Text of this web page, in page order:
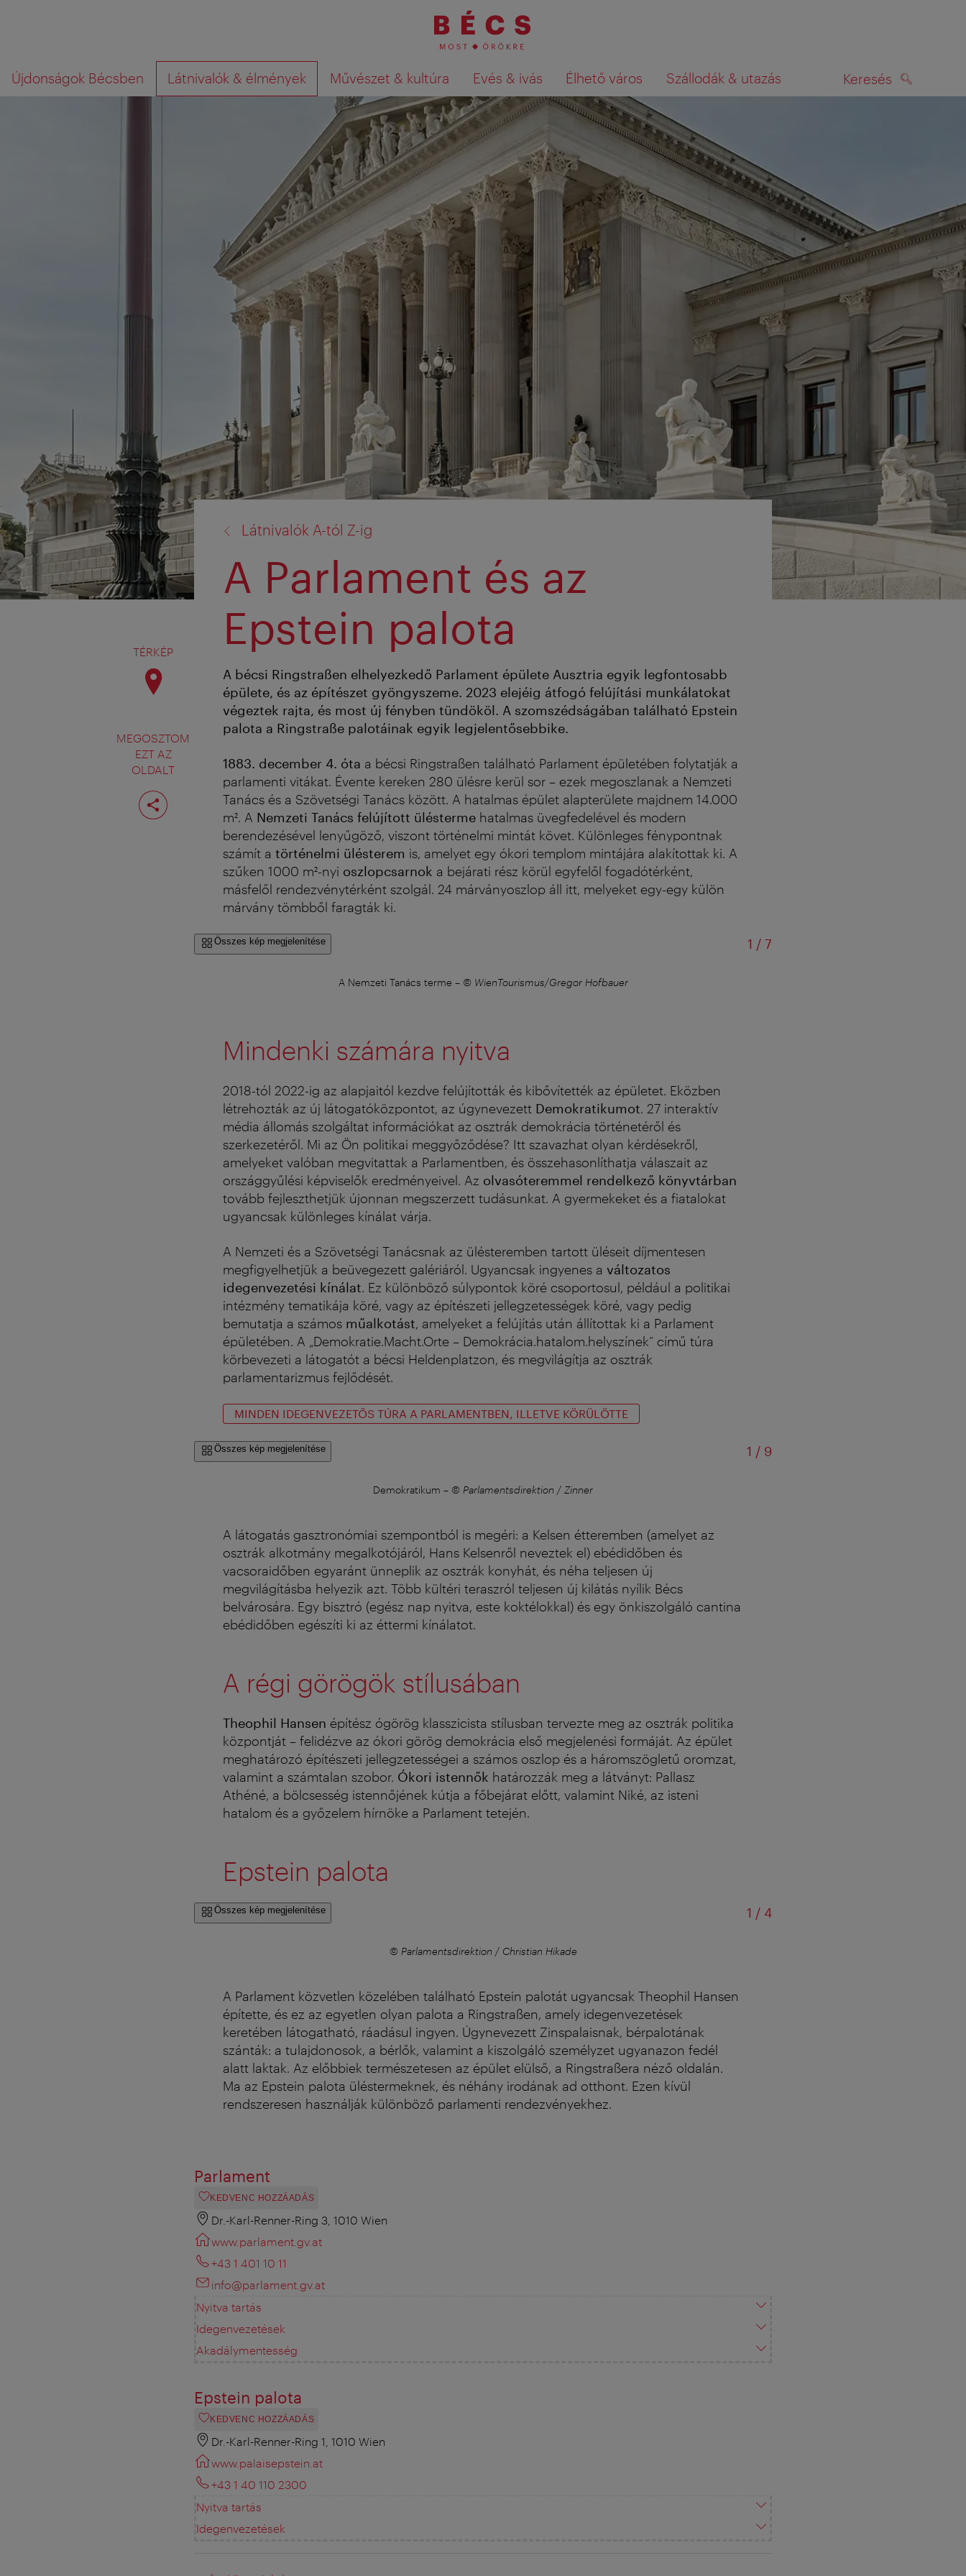
navigációhoz
tartalomhoz
Újdonságok Bécsben Látnivalók & élmények Művészet & kultúra Evés & ivás Élhető város Szállodák & utazás Keresés
Mit
az,
amit
Keresési találatok megjelenítése a térképen
TÉRKÉP
MEGOSZTOM
EZT AZ
OLDALT
Oldal
megosztása
Látnivalók A-tól Z-ig
A Parlament és az
Epstein palota
A bécsi Ringstraßen elhelyezkedő Parlament épülete Ausztria egyik legfontosabb
épülete, és az építészet gyöngyszeme. 2023 elejéig átfogó felújítási munkálatokat
végeztek rajta, és most új fényben tündököl. A szomszédságában található Epstein
palota a Ringstraße palotáinak egyik legjelentősebbike.
1883. december 4. óta a bécsi Ringstraßen található Parlament épületében folytatják a
parlamenti vitákat. Évente kereken 280 ülésre kerül sor – ezek megoszlanak a Nemzeti
Tanács és a Szövetségi Tanács között. A hatalmas épület alapterülete majdnem 14.000
m². A Nemzeti Tanács felújított ülésterme hatalmas üvegfedelével és modern
berendezésével lenyűgöző, viszont történelmi mintát követ. Különleges fénypontnak
számít a történelmi ülésterem is, amelyet egy ókori templom mintájára alakítottak ki. A
szűken 1000 m²-nyi oszlopcsarnok a bejárati rész körül egyfelől fogadótérként,
másfelől rendezvénytérként szolgál. 24 márványoszlop áll itt, melyeket egy-egy külön
márvány tömbből faragták ki.
Összes kép megjelenítése 1 //7
A Nemzeti Tanács terme – © WienTourismus/Gregor Hofbauer
Mindenki számára nyitva
2018-tól 2022-ig az alapjaitól kezdve felújították és kibővítették az épületet. Eközben
létrehozták az új látogatóközpontot, az úgynevezett Demokratikumot. 27 interaktív
média állomás szolgáltat információkat az osztrák demokrácia történetéről és
szerkezetéről. Mi az Ön politikai meggyőződése? Itt szavazhat olyan kérdésekről,
amelyeket valóban megvitattak a Parlamentben, és összehasonlíthatja válaszait az
országgyűlési képviselők eredményeivel. Az olvasóteremmel rendelkező könyvtárban
tovább fejleszthetjük újonnan megszerzett tudásunkat. A gyermekeket és a fiatalokat
ugyancsak különleges kínálat várja.
A Nemzeti és a Szövetségi Tanácsnak az ülésteremben tartott üléseit díjmentesen
megfigyelhetjük a beüvegezett galériáról. Ugyancsak ingyenes a változatos
idegenvezetési kínálat. Ez különböző súlypontok köré csoportosul, például a politikai
intézmény tematikája köré, vagy az építészeti jellegzetességek köré, vagy pedig
bemutatja a számos műalkotást, amelyeket a felújítás után állítottak ki a Parlament
épületében. A „Demokratie.Macht.Orte – Demokrácia.hatalom.helyszínek” című túra
körbevezeti a látogatót a bécsi Heldenplatzon, és megvilágítja az osztrák
parlamentarizmus fejlődését.
MINDEN IDEGENVEZETŐS TÚRA A PARLAMENTBEN, ILLETVE KÖRÜLÖTTE
Összes kép megjelenítése 1 // 9
Demokratikum – © Parlamentsdirektion / Zinner
A látogatás gasztronómiai szempontból is megéri: a Kelsen étteremben (amelyet az
osztrák alkotmány megalkotójáról, Hans Kelsenről neveztek el) ebédidőben és
vacsoraidőben egyaránt ünneplik az osztrák konyhát, és néha teljesen új
megvilágításba helyezik azt. Több kültéri teraszról teljesen új kilátás nyílik Bécs
belvárosára. Egy bisztró (egész nap nyitva, este koktélokkal) és egy önkiszolgáló cantina
ebédidőben egészíti ki az éttermi kínálatot.
A régi görögök stílusában
Theophil Hansen építész ógörög klasszicista stílusban tervezte meg az osztrák politika
központját – felidézve az ókori görög demokrácia első megjelenési formáját. Az épület
meghatározó építészeti jellegzetességei a számos oszlop és a háromszögletű oromzat,
valamint a számtalan szobor. Ókori istennők határozzák meg a látványt: Pallasz
Athéné, a bölcsesség istennőjének kútja a főbejárat előtt, valamint Niké, az isteni
hatalom és a győzelem hírnöke a Parlament tetején.
Epstein palota
Összes kép megjelenítése 1 // 4
© Parlamentsdirektion / Christian Hikade
A Parlament közvetlen közelében található Epstein palotát ugyancsak Theophil Hansen
építette, és ez az egyetlen olyan palota a Ringstraßen, amely idegenvezetések
keretében látogatható, ráadásul ingyen. Úgynevezett Zinspalaisnak, bérpalotának
szánták: a tulajdonosok, a bérlők, valamint a kiszolgáló személyzet ugyanazon fedél
alatt laktak. Az előbbiek természetesen az épület elülső, a Ringstraßera néző oldalán.
Ma az Epstein palota üléstermeknek, és néhány irodának ad otthont. Ezen kívül
rendszeresen használják különböző parlamenti rendezvényekhez.
Parlament
KEDVENC HOZZÁADÁS
Dr.-Karl-Renner-Ring 3, 1010 Wien
www.parlament.gv.at
+43 1 401 10 11
info@parlament.gv.at
Nyitva tartás
Idegenvezetések
Akadálymentesség
Epstein palota
KEDVENC HOZZÁADÁS
Dr.-Karl-Renner-Ring 1, 1010 Wien
www.palaisepstein.at
+43 1 40 110 2300
Nyitva tartás
Idegenvezetések